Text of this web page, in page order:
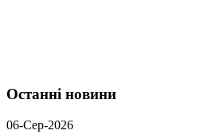
Останні новини
06-Сер-2026